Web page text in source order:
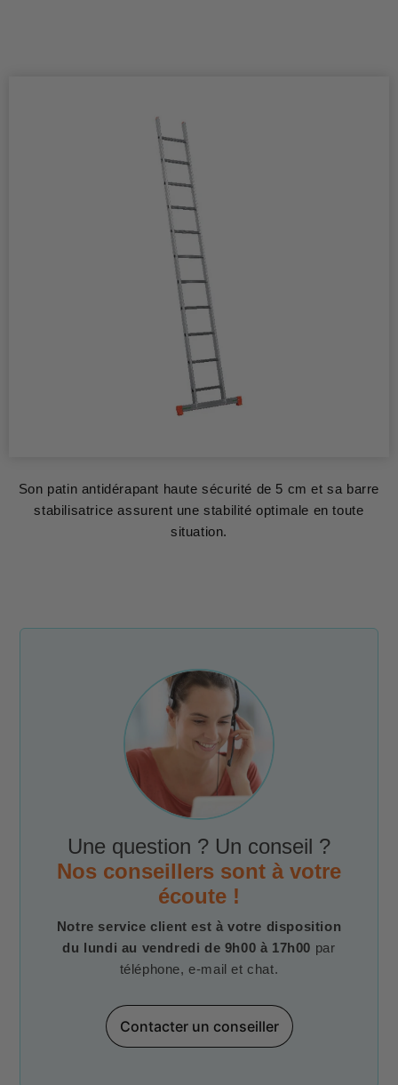
Son patin antidérapant haute sécurité de 5 cm et sa barre
stabilisatrice assurent une stabilité optimale en toute
situation.
Une question ? Un conseil ?
Nos conseillers sont à votre
écoute !
Notre service client est à votre disposition
du lundi au vendredi de 9h00 à 17h00 par
téléphone, e-mail et chat.
Contacter un conseiller